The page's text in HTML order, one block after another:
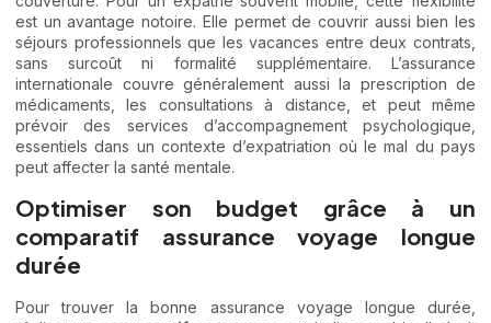
est un avantage notoire. Elle permet de couvrir aussi bien les
séjours professionnels que les vacances entre deux contrats,
sans surcoût ni formalité supplémentaire. L’assurance
internationale couvre généralement aussi la prescription de
médicaments, les consultations à distance, et peut même
prévoir des services d’accompagnement psychologique,
essentiels dans un contexte d’expatriation où le mal du pays
peut affecter la santé mentale.
Optimiser son budget grâce à un
comparatif assurance voyage longue
durée
Pour trouver la bonne assurance voyage longue durée,